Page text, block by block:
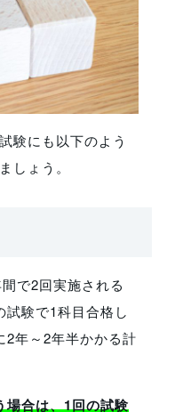
験にも以下のよう
しょう。
で2回実施される
験で1科目合格し
2年～2年半かかる計
場合は、1回の試験